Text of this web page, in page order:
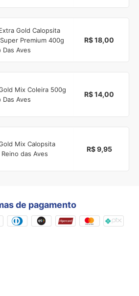
Gold Calopsita
Premium 400g
Das Aves
R$ 18,00
Mix Coleira 500g
Das Aves
R$ 14,00
Mix Calopsita
das Aves
R$ 9,95
de pagamento